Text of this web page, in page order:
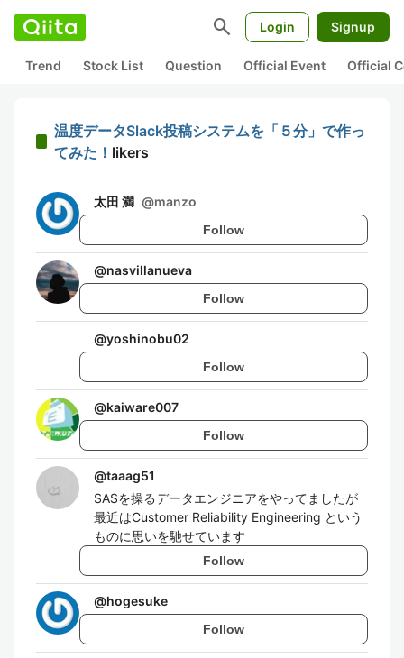
search Login Signup
Trend Stock List Question Official Event Official
温度データSlack投稿システムを「５分」で作っ
てみた！ likers
太田 満 @manzo
Follow
@nasvillanueva
Follow
@yoshinobu02
Follow
@kaiware007
Follow
@taaag51
SASを操るデータエンジニアをやってましたが
最近はCustomer Reliability Engineering という
ものに思いを馳せています
Follow
@hogesuke
Follow